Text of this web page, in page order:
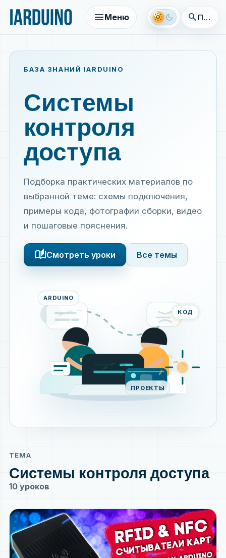
menuМеню light_mode dark_mode search Поиск
БАЗА ЗНАНИЙ IARDUINO
Системы
контроля
доступа
Подборка практических материалов по
выбранной теме: схемы подключения,
примеры кода, фотографии сборки, видео
и пошаговые пояснения.
auto_storiesСмотреть уроки Все темы
ARDUINO
КОД
ПРОЕКТЫ
ТЕМА
Системы контроля доступа
10 уроков